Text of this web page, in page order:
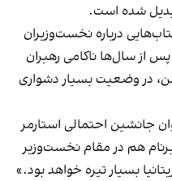
شده است.
درباره نخست‌وزیران
از سال‌ها ناکامی رهبران
در وضعیت بسیار دشواری
جانشین احتمالی استارمر
هم در مقام نخست‌وزیر
بسیار تیره خواهد بود.»